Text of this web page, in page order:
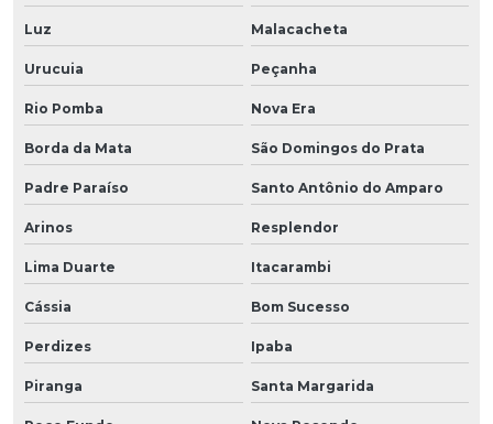
Luz Malacacheta
Urucuia Peçanha
Rio Pomba Nova Era
Borda da Mata São Domingos do Prata
Padre Paraíso Santo Antônio do Amparo
Arinos Resplendor
Lima Duarte Itacarambi
Cássia Bom Sucesso
Perdizes Ipaba
Piranga Santa Margarida